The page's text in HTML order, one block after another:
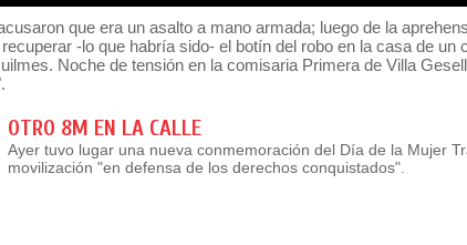
que era un asalto a mano armada; luego de la
-lo que habría sido- el botín del robo en la casa de un
Noche de tensión en la comisaria Primera de Villa
OTRO 8M EN LA CALLE
Ayer tuvo lugar una nueva conmemoración del Día de la Mujer
movilización "en defensa de los derechos conquistados".